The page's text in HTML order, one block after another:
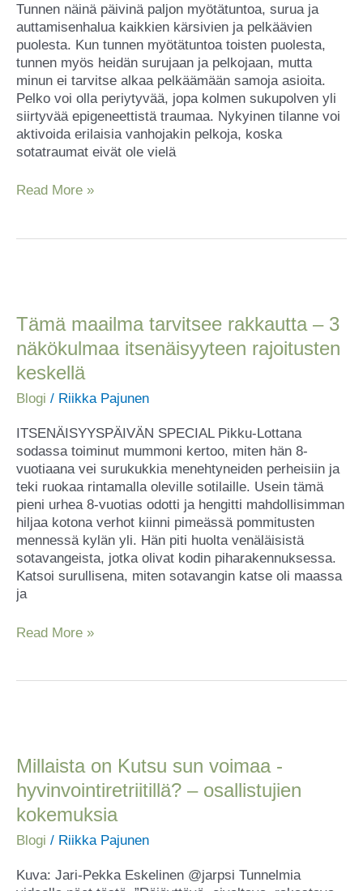
Tunnen näinä päivinä paljon myötätuntoa, surua ja
auttamisenhalua kaikkien kärsivien ja pelkäävien
puolesta. Kun tunnen myötätuntoa toisten puolesta,
tunnen myös heidän surujaan ja pelkojaan, mutta
minun ei tarvitse alkaa pelkäämään samoja asioita.
Pelko voi olla periytyvää, jopa kolmen sukupolven yli
siirtyvää epigeneettistä traumaa. Nykyinen tilanne voi
aktivoida erilaisia vanhojakin pelkoja, koska
sotatraumat eivät ole vielä
juuri
nyt
Read More »
Tämä maailma tarvitsee rakkautta – 3
näkökulmaa itsenäisyyteen rajoitusten
keskellä
Blogi / Riikka Pajunen
ITSENÄISYYSPÄIVÄN SPECIAL Pikku-Lottana
sodassa toiminut mummoni kertoo, miten hän 8-
vuotiaana vei surukukkia menehtyneiden perheisiin ja
teki ruokaa rintamalla oleville sotilaille. Usein tämä
pieni urhea 8-vuotias odotti ja hengitti mahdollisimman
hiljaa kotona verhot kiinni pimeässä pommitusten
mennessä kylän yli. Hän piti huolta venäläisistä
sotavangeista, jotka olivat kodin piharakennuksessa.
Katsoi surullisena, miten sotavangin katse oli maassa
ja
tarvitsee
rakkautta
–
3
itsenäisyyteen
rajoitusten
keskellä
Read More »
Millaista on Kutsu sun voimaa -
hyvinvointiretriitillä? – osallistujien
kokemuksia
Blogi / Riikka Pajunen
Kuva: Jari-Pekka Eskelinen @jarpsi Tunnelmia
Kutsu
sun
voimaa
-
–
kokemuksia